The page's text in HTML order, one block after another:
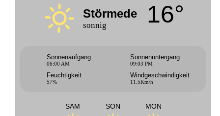
Störmede
sonnig 16°
Sonnenaufgang
06:00 AM
Sonnenuntergang
09:03 PM
Feuchtigkeit
57%
Windgeschwindigkeit
11.5Km/h
SAM SON MON